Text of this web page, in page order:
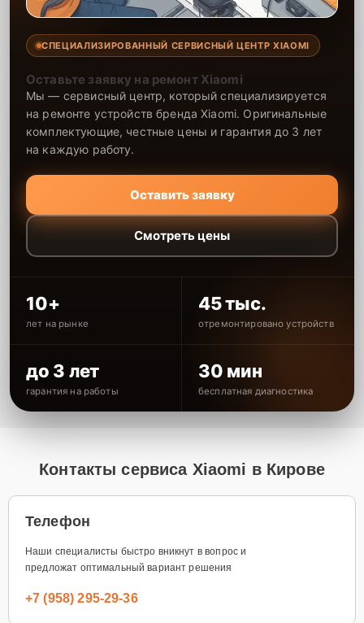
СПЕЦИАЛИЗИРОВАННЫЙ СЕРВИСНЫЙ ЦЕНТР XIAOMI
Оставьте заявку на ремонт Xiaomi
Мы — сервисный центр, который специализируется
на ремонте устройств бренда Xiaomi. Оригинальные
комплектующие, честные цены и гарантия до 3 лет
на каждую работу.
Оставить заявку
Смотреть цены
10+
лет на рынке
45 тыс.
отремонтировано устройств
до 3 лет
гарантия на работы
30 мин
бесплатная диагностика
Контакты сервиса Xiaomi в Кирове
Телефон
Наши специалисты быстро вникнут в вопрос и
предложат оптимальный вариант решения
+7 (958) 295-29-36